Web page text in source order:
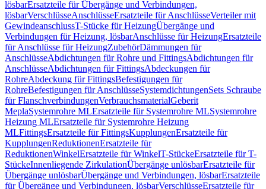
lösbarErsatzteile für Übergänge und Verbindungen,
lösbarVerschlüsseAnschlüsseErsatzteile für AnschlüsseVerteiler mit
GewindeanschlussT-Stücke für HeizungÜbergänge und
Verbindungen für Heizung, lösbarAnschlüsse für HeizungErsatzteile
für Anschlüsse für HeizungZubehörDämmungen für
AnschlüsseAbdichtungen für Rohre und FittingsAbdichtungen für
AnschlüsseAbdichtungen für FittingsAbdeckungen für
RohreAbdeckung für FittingsBefestigungen für
RohreBefestigungen für AnschlüsseSystemdichtungenSets Schraube
für FlanschverbindungenVerbrauchsmaterialGeberit
MeplaSystemrohre MLErsatzteile für Systemrohre MLSystemrohre
Heizung MLErsatzteile für Systemrohre Heizung
MLFittingsErsatzteile für FittingsKupplungenErsatzteile für
KupplungenReduktionenErsatzteile für
ReduktionenWinkelErsatzteile für WinkelT-StückeErsatzteile für T-
StückeInnenliegende ZirkulationÜbergänge unlösbarErsatzteile für
Übergänge unlösbarÜbergänge und Verbindungen, lösbarErsatzteile
für Übergänge und Verbindungen, lösbarVerschlüsseErsatzteile für